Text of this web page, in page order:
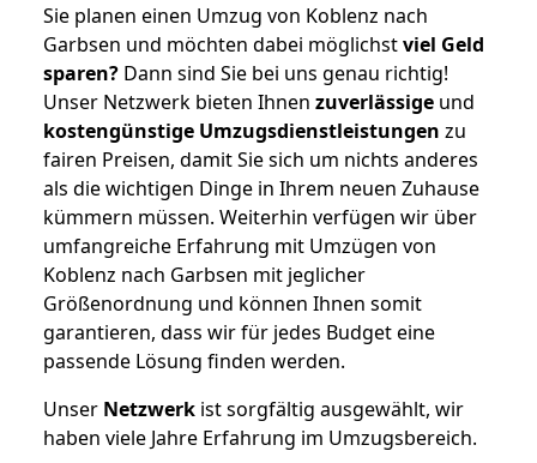
Sie planen einen Umzug von Koblenz nach
Garbsen und möchten dabei möglichstviel Geld
sparen? Dann sind Sie bei uns genau richtig!
Unser Netzwerk bieten Ihnen zuverlässige und
kostengünstige Umzugsdienstleistungen zu
fairen Preisen, damit Sie sich um nichts anderes
als die wichtigen Dinge in Ihrem neuen Zuhause
kümmern müssen. Weiterhin verfügen wir über
umfangreiche Erfahrung mit Umzügen von
Koblenz nach Garbsen mit jeglicher
Größenordnung und können Ihnen somit
garantieren, dass wir für jedes Budget eine
passende Lösung finden werden.
Unser Netzwerk ist sorgfältig ausgewählt, wir
haben viele Jahre Erfahrung im Umzugsbereich.